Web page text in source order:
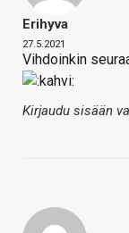
Erihyva
27.5.2021
Vihdoinkin
Kirjaudu sisään